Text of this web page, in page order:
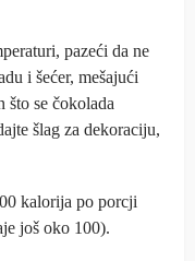
pazeći da ne
i šećer, mešajući
što se čokolada
šlag za dekoraciju,
kalorija po porcji
još oko 100).